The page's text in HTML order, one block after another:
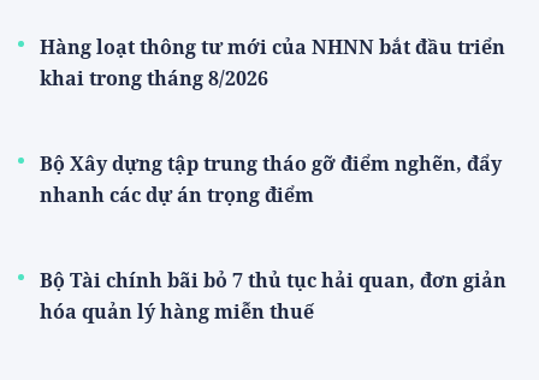
Hàng loạt thông tư mới của NHNN bắt đầu triển
khai trong tháng 8/2026
Bộ Xây dựng tập trung tháo gỡ điểm nghẽn, đẩy
nhanh các dự án trọng điểm
Bộ Tài chính bãi bỏ 7 thủ tục hải quan, đơn giản
hóa quản lý hàng miễn thuế